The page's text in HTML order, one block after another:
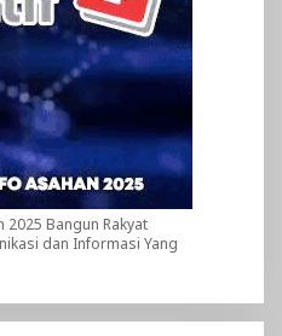
2025 Bangun Rakyat
dan Informasi Yang